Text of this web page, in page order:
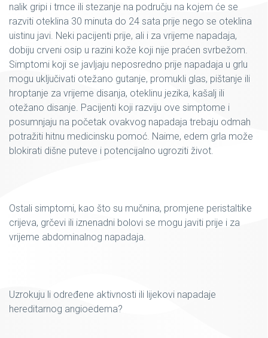
nalik gripi i trnce ili stezanje na području na kojem će se
razviti oteklina 30 minuta do 24 sata prije nego se oteklina
uistinu javi. Neki pacijenti prije, ali i za vrijeme napadaja,
dobiju crveni osip u razini kože koji nije praćen svrbežom.
Simptomi koji se javljaju neposredno prije napadaja u grlu
mogu uključivati otežano gutanje, promukli glas, pištanje ili
hroptanje za vrijeme disanja, oteklinu jezika, kašalj ili
otežano disanje. Pacijenti koji razviju ove simptome i
posumnjaju na početak ovakvog napadaja trebaju odmah
potražiti hitnu medicinsku pomoć. Naime, edem grla može
blokirati dišne puteve i potencijalno ugroziti život.
Ostali simptomi, kao što su mučnina, promjene peristaltike
crijeva, grčevi ili iznenadni bolovi se mogu javiti prije i za
vrijeme abdominalnog napadaja.
Uzrokuju li određene aktivnosti ili lijekovi napadaje
hereditarnog angioedema?